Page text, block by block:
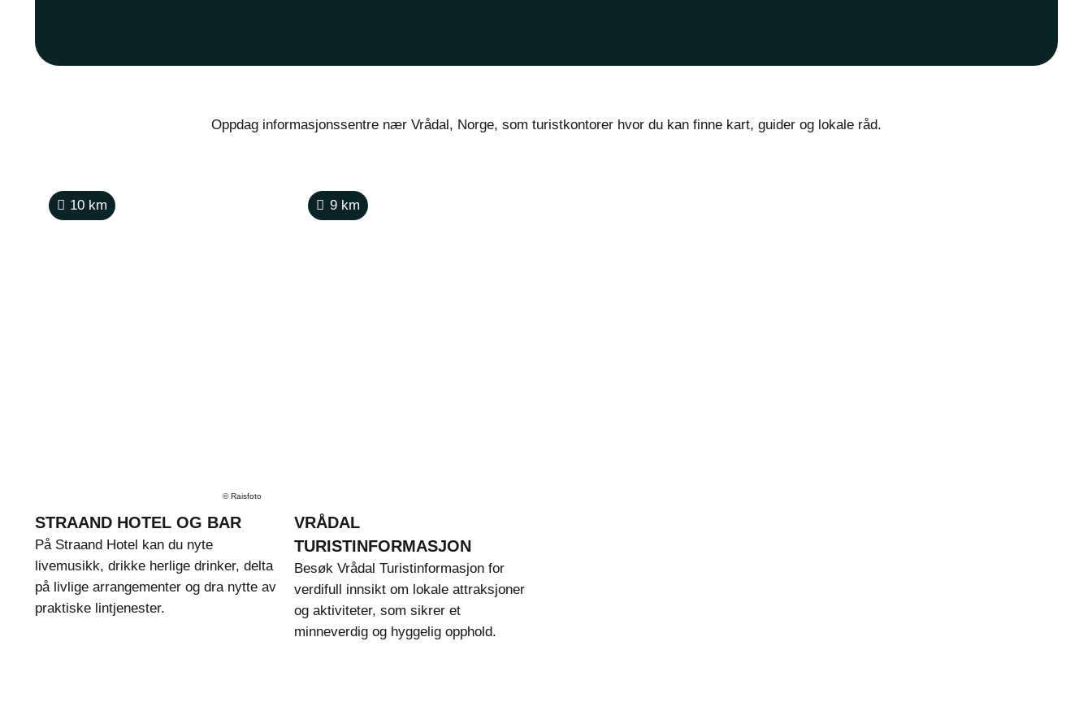
Oppdag informasjonssentre nær Vrådal, Norge, som turistkontorer hvor du kan finne kart, guider og lokale råd.
©Raisfoto
10 km
STRAAND HOTEL OG BAR
På Straand Hotel kan du nyte
livemusikk, drikke herlige drinker, delta
på livlige arrangementer og dra nytte av
praktiske lintjenester.
9 km
VRÅDAL
TURISTINFORMASJON
Besøk Vrådal Turistinformasjon for
verdifull innsikt om lokale attraksjoner
og aktiviteter, som sikrer et
minneverdig og hyggelig opphold.